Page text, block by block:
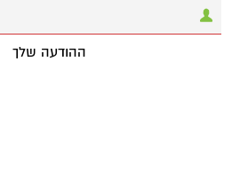
ההודעה שלך